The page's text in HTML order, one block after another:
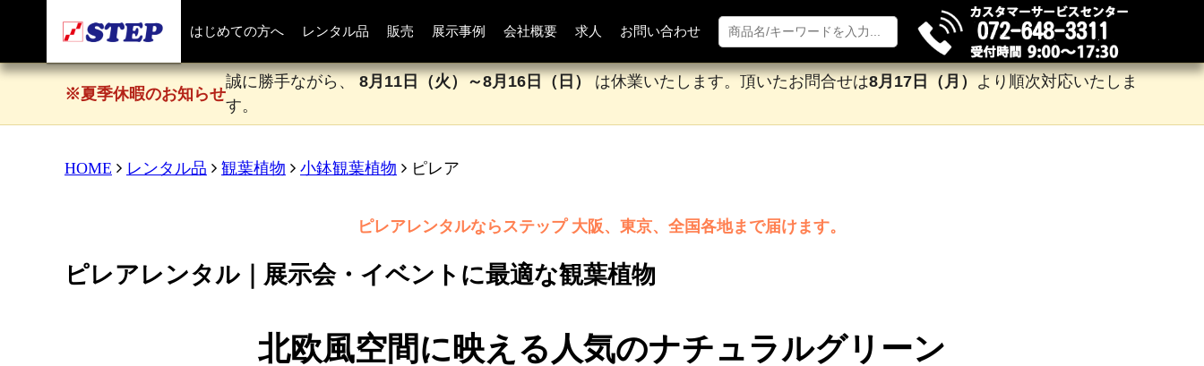
はじめての方へ レンタル品 販売 展示事例 会社概要 求人 お問い合わせ
※夏季休暇のお知らせ
誠に勝手ながら、 8月11日（火）～8月16日（日） は休業いたします。頂いたお問合せは8月17日（月） より順次対応いたしま
す。
HOME レンタル品 観葉植物 小鉢観葉植物 ピレア
ピレアレンタルならステップ 大阪、東京、全国各地まで届けます。
ピレアレンタル｜展示会・イベントに最適な観葉植物
北欧風空間に映える人気のナチュラルグリーン